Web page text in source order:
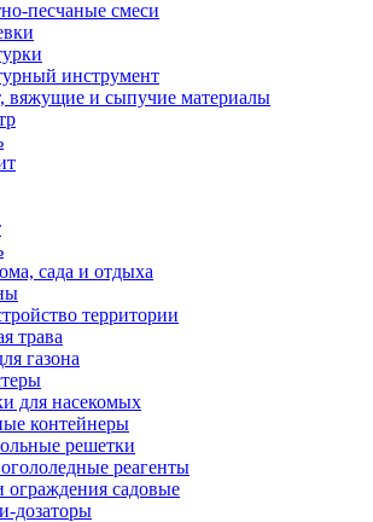
песчаные смеси
инструмент
вяжущие и сыпучие материалы
сада и отдыха
территории
трава
газона
для насекомых
контейнеры
решетки
реагенты
ограждения садовые
дозаторы